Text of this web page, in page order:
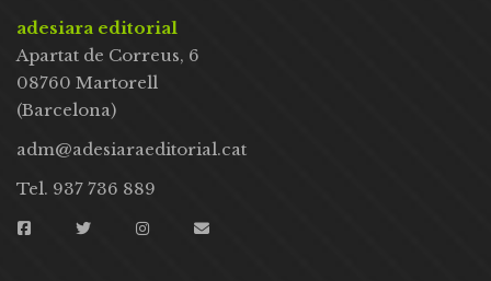
adesiara editorial
Apartat de Correus, 6
08760 Martorell
(Barcelona)
adm@adesiaraeditorial.cat
Tel. 937 736 889